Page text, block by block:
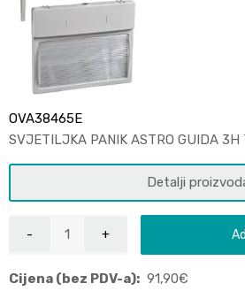
OVA38465E
SVJETILJKA PANIK ASTRO GUIDA 3H
Detalji
Cijena (bez PDV-a): 91,90€